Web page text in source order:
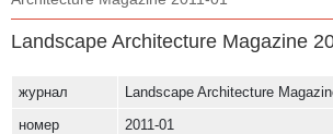
Landscape Architecture Magazine
журнал
Landscape Architecture
номер
2011-01